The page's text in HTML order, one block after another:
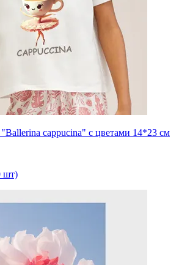
cappucina" с цветами 14*23 см
шт)